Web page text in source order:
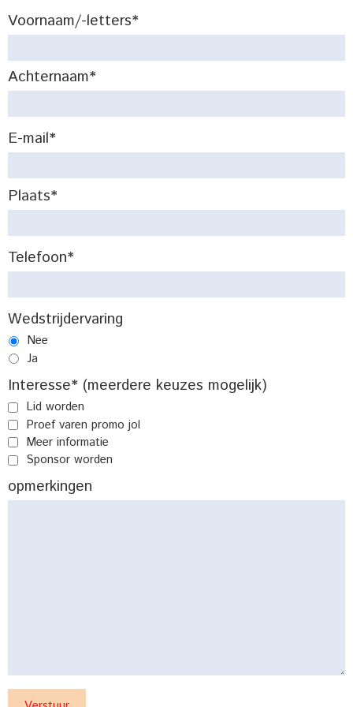
Voornaam/-letters*
Achternaam*
E-mail*
Plaats*
Telefoon*
Wedstrijdervaring
Nee
Ja
Interesse* (meerdere keuzes mogelijk)
Lid worden
Proef varen promo jol
Meer informatie
Sponsor worden
opmerkingen